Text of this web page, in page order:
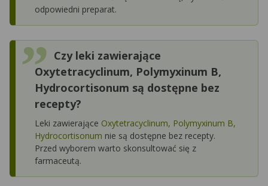
odpowiedni preparat.
Czy leki zawierające
Oxytetracyclinum, Polymyxinum B,
Hydrocortisonum są dostępne bez
recepty?
Leki zawierające Oxytetracyclinum, Polymyxinum B,
Hydrocortisonum nie są dostępne bez recepty.
Przed wyborem warto skonsultować się z
farmaceutą.